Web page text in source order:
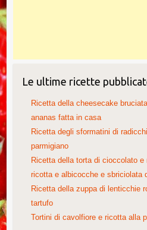
Le ultime ricette
Ricetta della cheesecake
ananas fatta in casa
Ricetta degli sformatini di
parmigiano
Ricetta della torta di cioccolato
ricotta e albicocche e sbriciolata
Ricetta della zuppa di lenticchie
tartufo
Tortini di cavolfiore e ricotta alla